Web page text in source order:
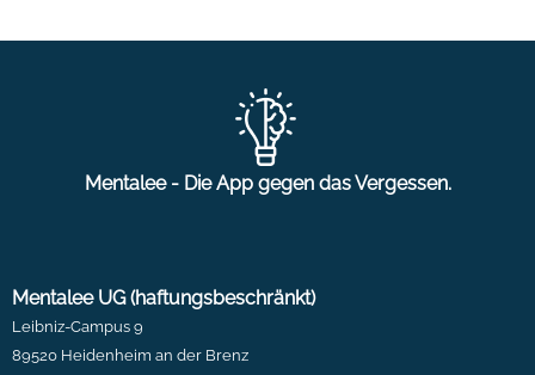
Mentalee - Die App gegen das Vergessen.
Mentalee UG (haftungsbeschränkt)
Leibniz-Campus 9
89520 Heidenheim an der Brenz